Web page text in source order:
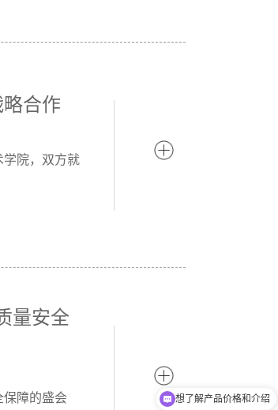
合作
院，双方就
量安全
障的盛会
产品如何收费？